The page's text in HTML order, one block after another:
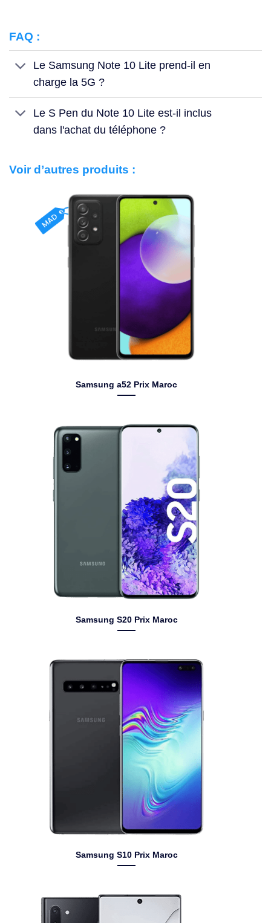
FAQ :
Le Samsung Note 10 Lite prend-il en
charge la 5G ?
Le S Pen du Note 10 Lite est-il inclus
dans l'achat du téléphone ?
Voir d’autres produits :
Samsung a52 Prix Maroc
Samsung S20 Prix Maroc
Samsung S10 Prix Maroc